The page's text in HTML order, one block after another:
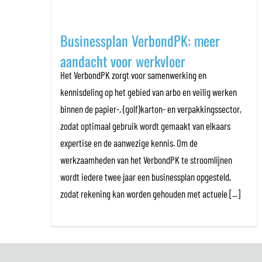
Businessplan VerbondPK: meer
aandacht voor werkvloer
Het VerbondPK zorgt voor samenwerking en
kennisdeling op het gebied van arbo en veilig werken
binnen de papier-, (golf)karton- en verpakkingssector,
zodat optimaal gebruik wordt gemaakt van elkaars
expertise en de aanwezige kennis. Om de
werkzaamheden van het VerbondPK te stroomlijnen
wordt iedere twee jaar een businessplan opgesteld,
zodat rekening kan worden gehouden met actuele [...]